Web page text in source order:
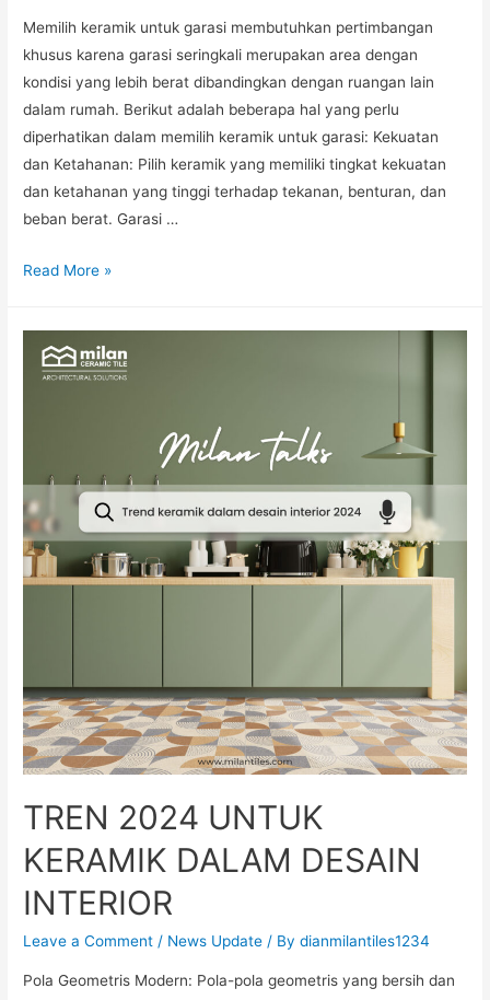
Memilih keramik untuk garasi membutuhkan pertimbangan
khusus karena garasi seringkali merupakan area dengan
kondisi yang lebih berat dibandingkan dengan ruangan lain
dalam rumah. Berikut adalah beberapa hal yang perlu
diperhatikan dalam memilih keramik untuk garasi: Kekuatan
dan Ketahanan: Pilih keramik yang memiliki tingkat kekuatan
dan ketahanan yang tinggi terhadap tekanan, benturan, dan
beban berat. Garasi …
Read More »
TREN 2024 UNTUK
KERAMIK DALAM DESAIN
INTERIOR
Leave a Comment / News Update / Bydianmilantiles1234
Pola Geometris Modern: Pola-pola geometris yang bersih dan